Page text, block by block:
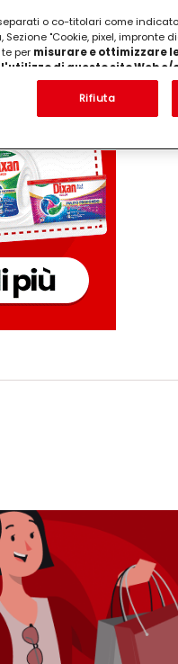
o co-titolari come
"Cookie, pixel, impronte
per misurare e ottimizzare
di questo sito Web e/
e le tue interazioni commerciali
i tuoi acquisti dei nostri
creare profili individuali su di
assegnati a te o alla tua
nostra Informativa sulla
e tecnologie simili"). Puoi
nostro sito web nella sezione
su questo sito Web, in
ciascun cookie disponibili
acconsenti all'uso dei
Rifiuta